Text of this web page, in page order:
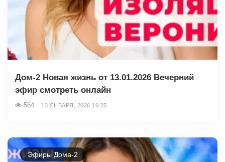
Дом-2 Новая жизнь от 13.01.2026 Вечерний
эфир смотреть онлайн
564 13 ЯНВАРЯ, 2026 16:25
Эфиры Дома-2